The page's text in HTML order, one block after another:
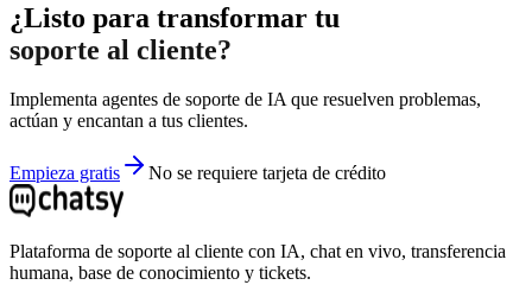
¿Listo para transformar tu
soporte al cliente?
Implementa agentes de soporte de IA que resuelven problemas,
actúan y encantan a tus clientes.
Empieza gratis No se requiere tarjeta de crédito
Plataforma de soporte al cliente con IA, chat en vivo, transferencia
humana, base de conocimiento y tickets.